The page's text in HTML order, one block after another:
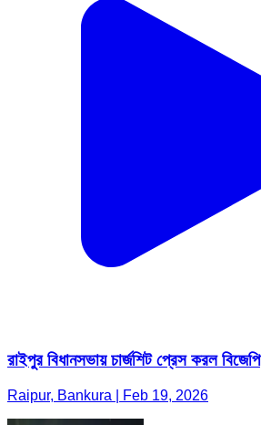
রাইপুর বিধানসভায় চার্জশিট প্রেস করল বিজেপি
Raipur, Bankura | Feb 19, 2026